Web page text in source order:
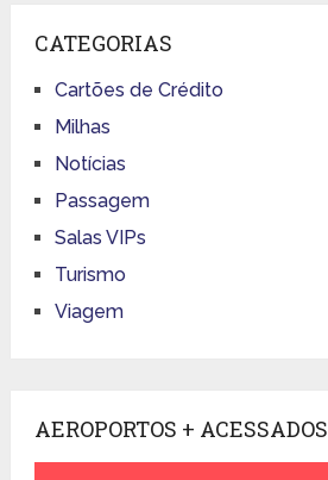
CATEGORIAS
Cartões de Crédito
Milhas
Notícias
Passagem
Salas VIPs
Turismo
Viagem
AEROPORTOS + ACESSADOS